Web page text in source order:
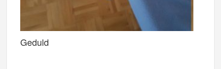
Geduld